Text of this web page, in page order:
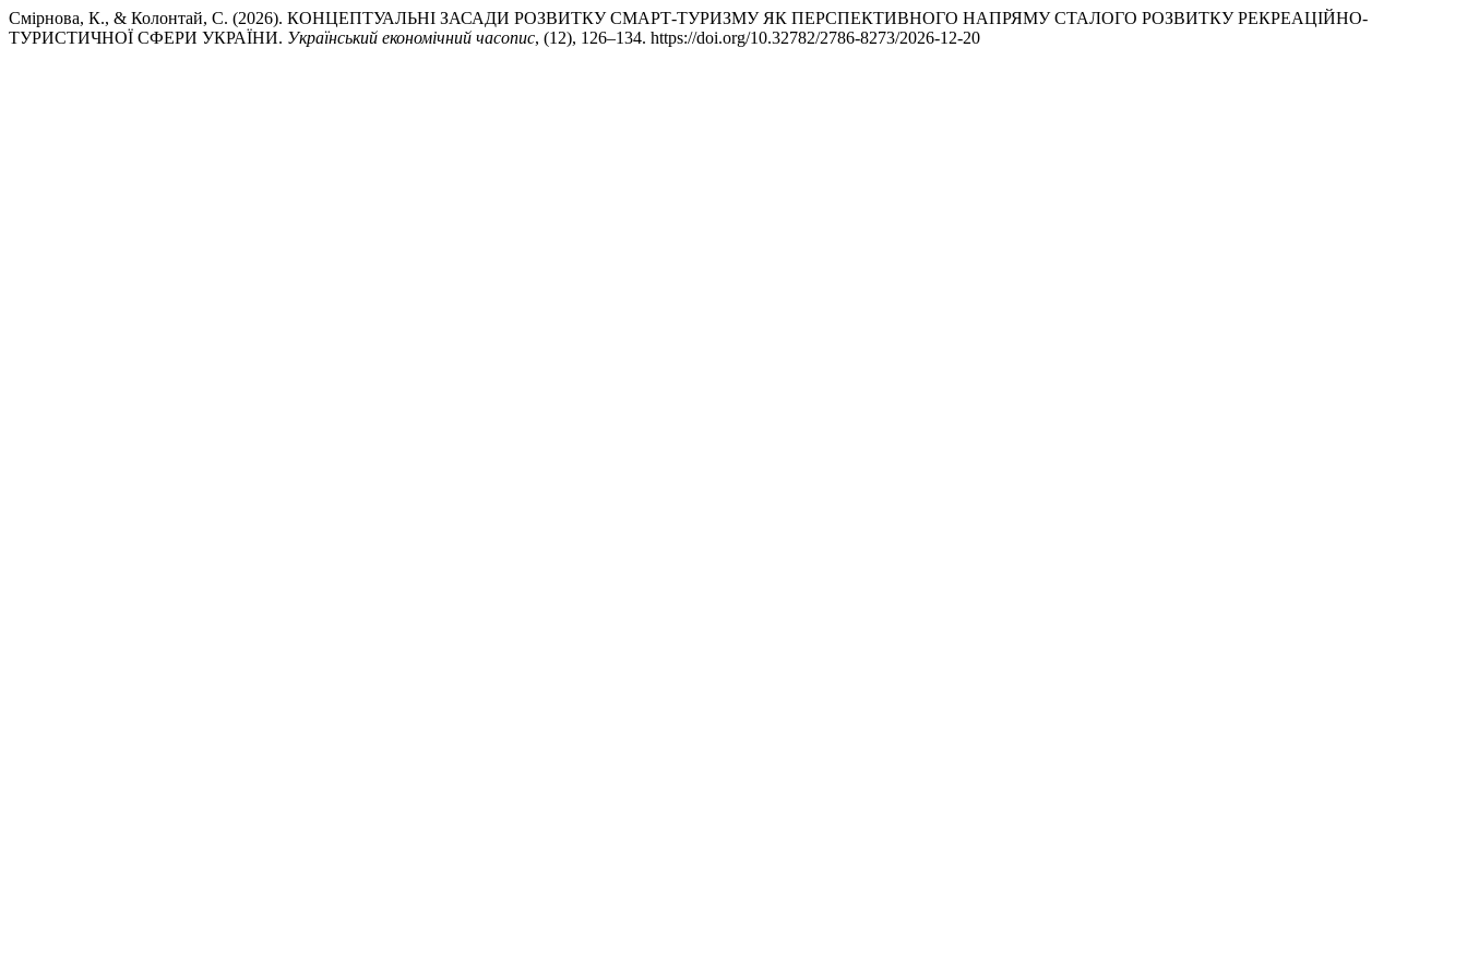
Смірнова, К., & Колонтай, С. (2026). КОНЦЕПТУАЛЬНІ ЗАСАДИ РОЗВИТКУ СМАРТ-ТУРИЗМУ ЯК ПЕРСПЕКТИВНОГО НАПРЯМУ СТАЛОГО РОЗВИТКУ РЕКРЕАЦІЙНО-
ТУРИСТИЧНОЇ СФЕРИ УКРАЇНИ. Український економічний часопис, (12), 126–134. https://doi.org/10.32782/2786-8273/2026-12-20